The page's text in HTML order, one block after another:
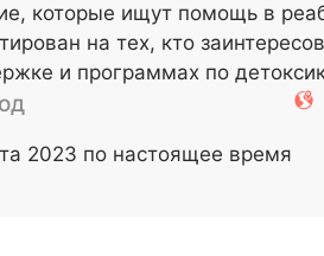
которые ищут помощь в
на тех, кто
и программах по
2023 по настоящее время